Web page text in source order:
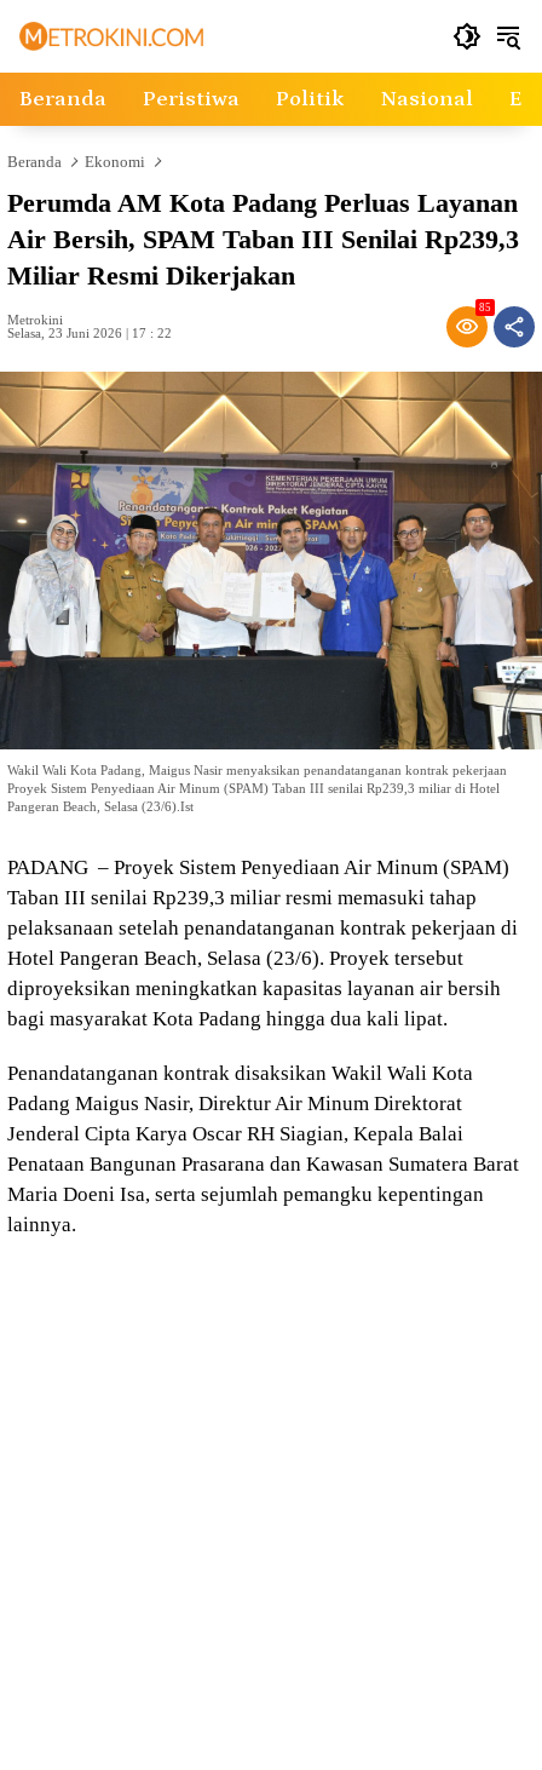
Beranda Peristiwa Politik Nasional
Beranda Ekonomi
Perumda AM Kota Padang Perluas Layanan
Air Bersih, SPAM Taban III Senilai Rp239,3
Miliar Resmi Dikerjakan
Metrokini
Selasa, 23 Juni 2026 | 17 : 22
85
Wakil Wali Kota Padang, Maigus Nasir menyaksikan penandatanganan kontrak pekerjaan
Proyek Sistem Penyediaan Air Minum (SPAM) Taban III senilai Rp239,3 miliar di Hotel
Pangeran Beach, Selasa (23/6).Ist
PADANG – Proyek Sistem Penyediaan Air Minum (SPAM)
Taban III senilai Rp239,3 miliar resmi memasuki tahap
pelaksanaan setelah penandatanganan kontrak pekerjaan di
Hotel Pangeran Beach, Selasa (23/6). Proyek tersebut
diproyeksikan meningkatkan kapasitas layanan air bersih
bagi masyarakat Kota Padang hingga dua kali lipat.
Penandatanganan kontrak disaksikan Wakil Wali Kota
Padang Maigus Nasir, Direktur Air Minum Direktorat
Jenderal Cipta Karya Oscar RH Siagian, Kepala Balai
Penataan Bangunan Prasarana dan Kawasan Sumatera Barat
Maria Doeni Isa, serta sejumlah pemangku kepentingan
lainnya.